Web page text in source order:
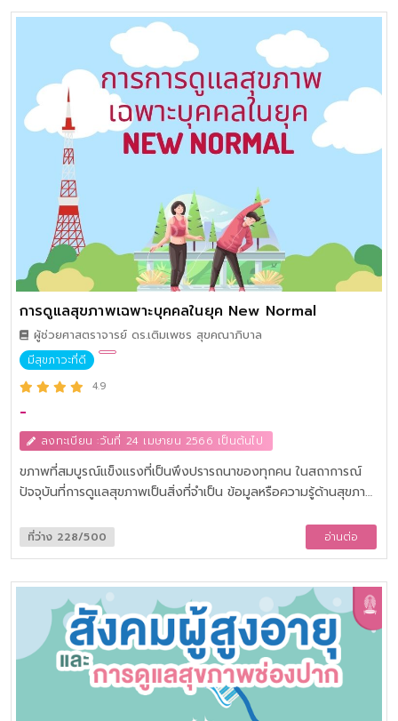
การดูแลสุขภาพเฉพาะบุคคลในยุค New Normal
ผู้ช่วยศาสตราจารย์ ดร.เติมเพชร สุขคณาภิบาล
มีสุขภาวะที่ดี
4.9
-
ลงทะเบียน :วันที่ 24 เมษายน 2566 เป็นต้นไป
ขภาพที่สมบูรณ์แข็งแรงที่เป็นพึงปรารถนาของทุกคน ในสถาการณ์
ปัจจุบันที่การดูแลสุขภาพเป็นสิ่งที่จำเป็น ข้อมูลหรือความรู้ด้านสุขภาพ
แหล่งที่มี ทั้งจากงานวิจัยและความเชื่อ ผู้รับข้อมูลข่าวสารมีวิธีการ
จัดการข้อมูลอย่างไร และเลือกที่จะนำไปปฏิบัติอย่างไร วิธีการดูแล
กิจกรรมทางกายและการออกกำลังกาย ผลต่อร่างกายและจิตใจ รูป
แบบ, วิธีการเสริมสร้างสมรรถนะของร่างกายด้วยประเภทการฝึกที่
เหมาะสม การประเมินและออกแบบโปรแกรม รวมถึงติดตามความ
ก้าวหน้าในการออกกำลังกาย และการปรับเปลี่ยนให้สอดคล้องตาม
ความต้องการ และข้อจำกัดต่างๆ ตามขั้นตอนที่ถูกต้องและปลอดภัย
พฤติกรรมการกินอาหาร และผลต่อสุขภาพ การปรับเปลี่ยนพฤติกรรม
การกิน ตลอดจนการเลือกสั่ง เลือกกินอาหารให้ดีต่อสุขภาพ สามารถ
ที่ว่าง 228/500 อ่านต่อ